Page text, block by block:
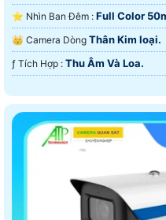
⭐ Nhìn Ban Đêm : Full Color
👑 Camera Dòng Thân Kim loại.
️ƒ Tích Hợp : Thu Âm Và Loa.